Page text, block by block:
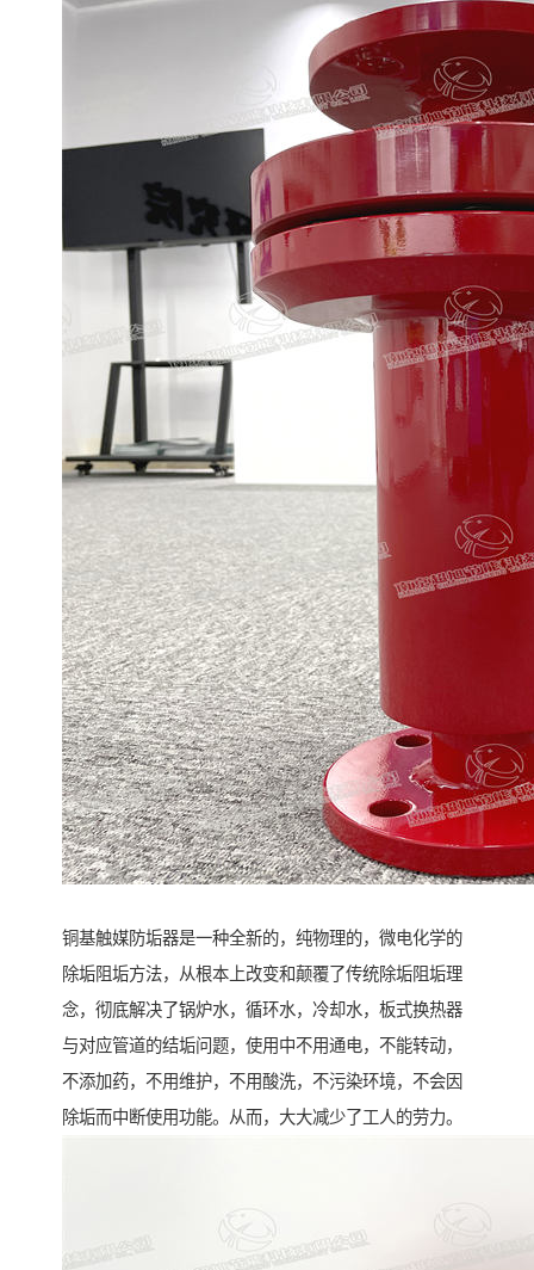
铜基触媒防垢器是一种全新的，纯物理的，微电化学的
除垢阻垢方法，从根本上改变和颠覆了传统除垢阻垢理
念，彻底解决了锅炉水，循环水，冷却水，板式换热器
与对应管道的结垢问题，使用中不用通电，不能转动，
不添加药，不用维护，不用酸洗，不污染环境，不会因
除垢而中断使用功能。从而，大大减少了工人的劳力。